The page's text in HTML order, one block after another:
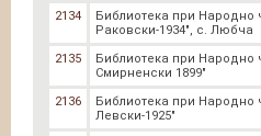
2134
Библиотека при Народно
Раковски-1934", с. Любча
2135
Библиотека при Народно
Смирненски 1899"
2136
Библиотека при Народно
Левски-1925"